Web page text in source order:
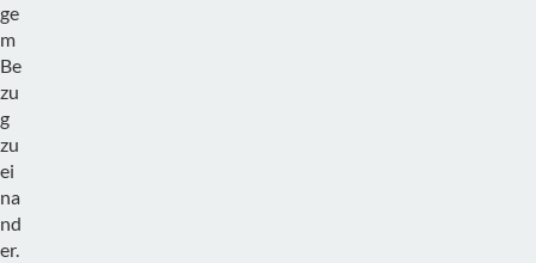
ge
m
Be
zu
g
zu
ei
na
nd
er.